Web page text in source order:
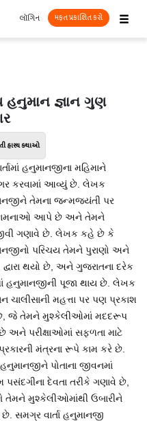
☰
લૉગિન મફત પ્રકાશિત કરો
જ્ઞાન ગુણ
હાસ્ય કથાઓ
હનુમાનજીના મહિમાને
કરવામાં આવ્યું છે. લેખક
તેમના જન્મજયંતી પર
આપે છે અને તેમને
ગણાવે છે. લેખક કહે છે કે
પરિચય તેમને પુરાણો અને
દ્વારા થયો છે, અને ગુજરાતના દરેક
હનુમાનજીની પૂજા થાય છે. લેખક
ચાલીસાની મહત્તા પર પણ પ્રકાશ
જે તેમને મુશ્કેલીઓમાં મદદરૂપ
અને પરીક્ષાઓમાં સફળતા માટે
મંત્રના રૂપે કામ કરે છે.
પોતાના જીવનમાં
પસંદગીના દેવતા તરીકે ગણાવે છે,
મુશ્કેલીઓમાંથી ઉબારીને
છે. સમગ્ર વાર્તા હનુમાનજી